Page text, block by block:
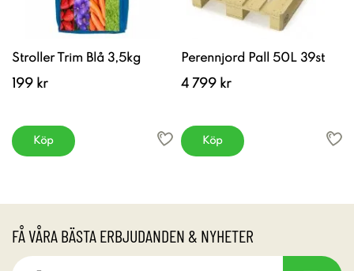
Stroller Trim Blå 3,5kg
199 kr
Köp
Perennjord Pall 50L 39st
4 799 kr
Köp
FÅ VÅRA BÄSTA ERBJUDANDEN & NYHETER